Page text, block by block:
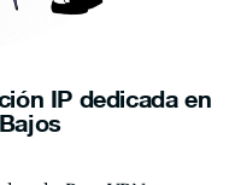
IP dedicada en